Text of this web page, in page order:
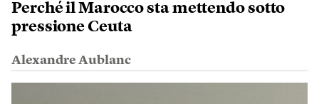
Perché il Marocco sta mettendo sotto
pressione Ceuta
Alexandre Aublanc